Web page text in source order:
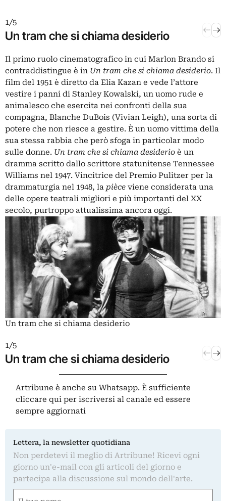
1 / 5
Un tram che si chiama desiderio Il
Il primo ruolo cinematografico in cui Marlon Brando si
contraddistingue è in Un tram che si chiama desiderio. Il
film del 1951 è diretto da Elia Kazan e vede l’attore
vestire i panni di Stanley Kowalski, un uomo rude e
animalesco che esercita nei confronti della sua
compagna, Blanche DuBois (Vivian Leigh), una sorta di
potere che non riesce a gestire. È un uomo vittima della
sua stessa rabbia che però sfoga in particolar modo
sulle donne. Un tram che si chiama desiderio è un
dramma scritto dallo scrittore statunitense Tennessee
Williams nel 1947. Vincitrice del Premio Pulitzer per la
drammaturgia nel 1948, la pièce viene considerata una
delle opere teatrali migliori e più importanti del XX
secolo, purtroppo attualissima ancora oggi.
Un tram che si chiama desiderio
1 / 5
Un tram che si chiama desiderio Il
Artribune è anche su Whatsapp. È sufficiente
cliccare qui per iscriversi al canale ed essere
sempre aggiornati
Lettera, la newsletter quotidiana
Non perdetevi il meglio di Artribune! Ricevi ogni
giorno un'e-mail con gli articoli del giorno e
partecipa alla discussione sul mondo dell'arte.